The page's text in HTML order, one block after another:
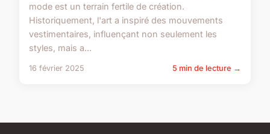
mode est un terrain fertile de création.
Historiquement, l'art a inspiré des mouvements
vestimentaires, influençant non seulement les
styles, mais a...
16 février 2025 5 min de lecture →